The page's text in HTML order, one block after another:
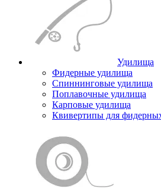
Удилища
Фидерные удилища
Спиннинговые удилища
Поплавочные удилища
Карповые удилища
Квивертипы для